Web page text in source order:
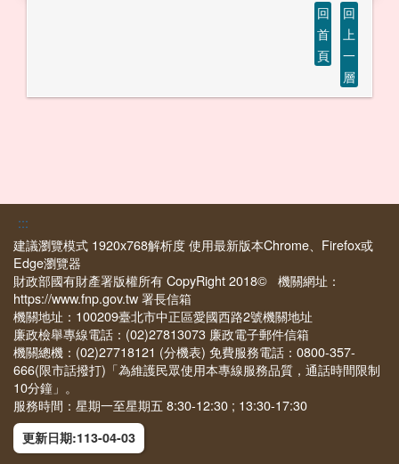
回
首
頁
回
上
一
層
:::
建議瀏覽模式 1920x768解析度 使用最新版本Chrome、Firefox或
Edge瀏覽器
財政部國有財產署版權所有 CopyRight 2018© 機關網址：
https://www.fnp.gov.tw署長信箱
機關地址：100209臺北市中正區愛國西路2號機關地址
廉政檢舉專線電話：(02)27813073 廉政電子郵件信箱
機關總機：(02)27718121 (分機表) 免費服務電話：0800-357-
666(限市話撥打)「為維護民眾使用本專線服務品質，通話時間限制
10分鐘」。
服務時間：星期一至星期五 8:30-12:30 ; 13:30-17:30
更新日期:113-04-03